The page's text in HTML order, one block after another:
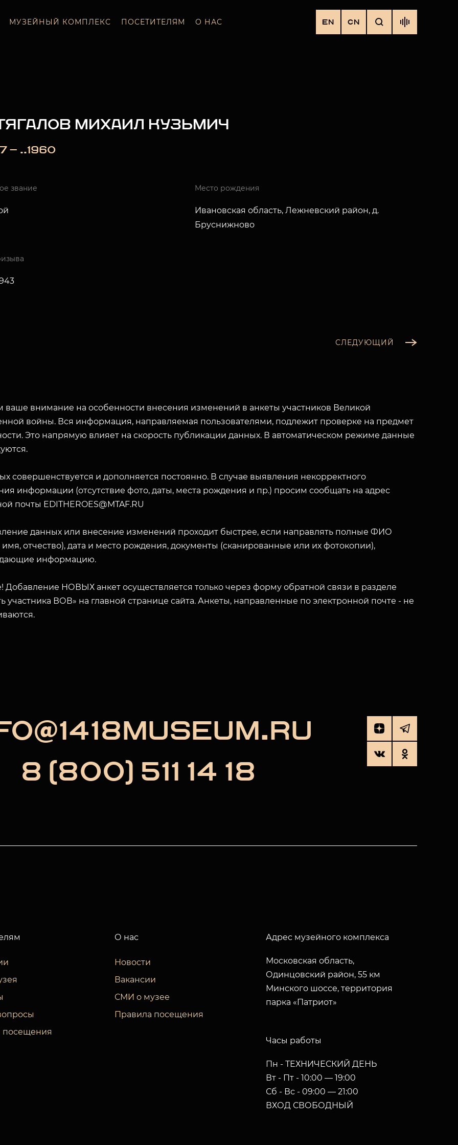
МУЗЕЙНЫЙ КОМПЛЕКС ПОСЕТИТЕЛЯМ О НАС EN CN
МИХАИЛ КУЗЬМИЧ
— ..1960
звание Место рождения
Ивановская область, Лежневский район, д.
Бруснижново
СЛЕДУЮЩИЙ
внимание на особенности внесения изменений в анкеты участников Великой
войны. Вся информация, направляемая пользователями, подлежит проверке на предмет
Это напрямую влияет на скорость публикации данных. В автоматическом режиме данные
совершенствуется и дополняется постоянно. В случае выявления некорректного
информации (отсутствие фото, даты, места рождения и пр.) просим сообщать на адрес
почты EDITHEROES@MTAF.RU
данных или внесение изменений проходит быстрее, если направлять полные ФИО
отчество), дата и место рождения, документы (сканированные или их фотокопии),
информацию.
Добавление НОВЫХ анкет осуществляется только через форму обратной связи в разделе
участника ВОВ» на главной странице сайта. Анкеты, направленные по электронной почте - не
8 (800) 511 14 18
посещения
О нас
Новости
Вакансии
СМИ о музее
Правила посещения
Адрес музейного комплекса
Московская область,
Одинцовский район, 55 км
Минского шоссе, территория
парка «Патриот»
Часы работы
Пн - ТЕХНИЧЕСКИЙ ДЕНЬ
Вт - Пт - 10:00 — 19:00
Сб - Вс - 09:00 — 21:00
ВХОД СВОБОДНЫЙ